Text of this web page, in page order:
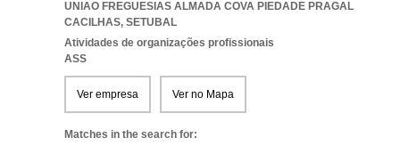
UNIAO FREGUESIAS ALMADA COVA PIEDADE PRAGAL
CACILHAS, SETUBAL
Atividades de organizações profissionais
ASS
Ver empresa Ver no Mapa
Matches in the search for: